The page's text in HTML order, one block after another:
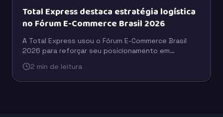
Total Express destaca estratégia logística
no Fórum E-Commerce Brasil 2026
A Total Express usou o Fórum E-Commerce Brasil
2026 para reforçar seu posicionamento em
escala e suporte ao varejo digital.
2 min de leitura